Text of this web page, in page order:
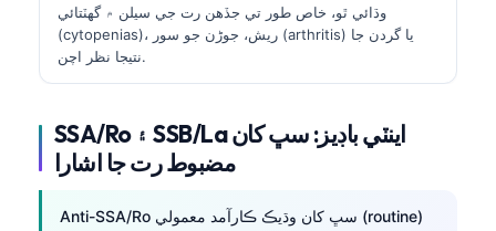
وڌائي ٿو، خاص طور تي جڏهن رت جي سيلن ۾ گهٽتائي
(cytopenias)، ريش، جوڑن جو سور (arthritis) يا گردن جا
نتيجا نظر اچن.
SSA/Ro ۽ SSB/La اينٽي باڊيز: سڀ کان
مضبوط رت جا اشارا
Anti-SSA/Ro سڀ کان وڌيڪ ڪارآمد معمولي (routine)